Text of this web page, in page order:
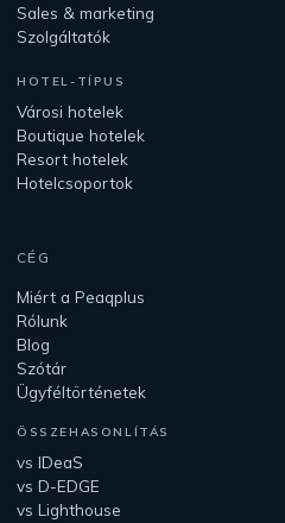
Sales & marketing
Szolgáltatók
HOTEL-TÍPUS
Városi hotelek
Boutique hotelek
Resort hotelek
Hotelcsoportok
CÉG
Miért a Peaqplus
Rólunk
Blog
Szótár
Ügyféltörténetek
ÖSSZEHASONLÍTÁS
vs IDeaS
vs D-EDGE
vs Lighthouse